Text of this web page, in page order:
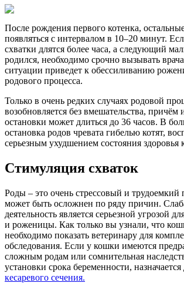
После рождения первого котенка,
появляться с интервалом в 10–20 минут.
схватки длятся более часа, а следующий
родился, необходимо срочно вызывать
ситуации приведет к обессиливанию
родового процесса.
Только в очень редких случаях родовой
возобновляется без вмешательства, причём
остановки может длиться до 36 часов. В
остановка родов чревата гибелью котят,
серьезным ухудшением состояния здоровья
Стимуляция схваток
Роды – это очень стрессовый и трудоемкий
может быть осложнен по ряду причин.
деятельность является серьезной угрозой
и роженицы. Как только вы узнали, что
необходимо показать ветеринару для
обследования. Если у кошки имеются
сложным родам или сомнительная
установки срока беременности,
кесаревого сечения.